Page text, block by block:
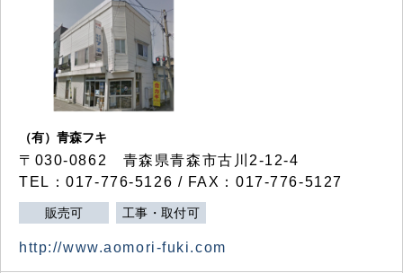
（有）青森フキ
〒030-0862 青森県青森市古川2-12-4
TEL：017-776-5126 / FAX：017-776-5127
販売可 工事・取付可
http://www.aomori-fuki.com